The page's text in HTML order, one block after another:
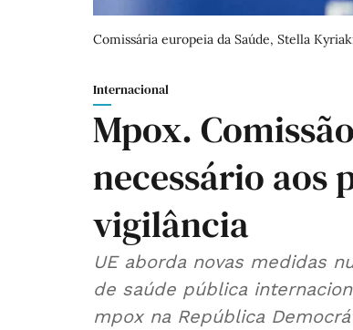
Comissária europeia da Saúde, Stella
Internacional
Mpox.
necessário aos
vigilância
UE aborda novas medidas
de saúde pública
mpox na República